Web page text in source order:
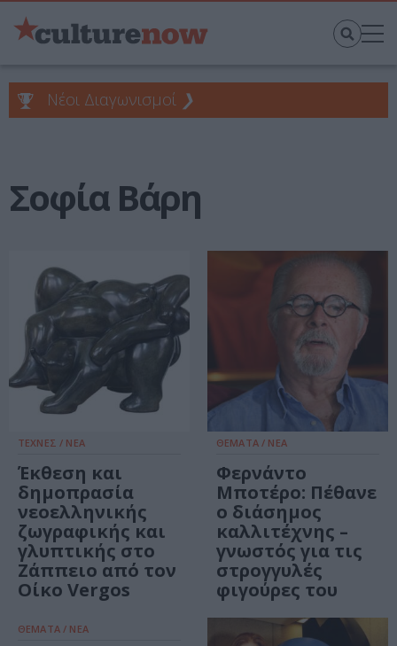
Νέοι Διαγωνισμοί ❯
Σοφία Βάρη
ΤΕΧΝΕΣ / ΝΕΑ
Έκθεση και
δημοπρασία
νεοελληνικής
ζωγραφικής και
γλυπτικής στο
Ζάππειο από τον
Οίκο Vergos
ΘΕΜΑΤΑ / ΝΕΑ
Φερνάντο
Μποτέρο: Πέθανε
ο διάσημος
καλλιτέχνης –
γνωστός για τις
στρογγυλές
φιγούρες του
ΘΕΜΑΤΑ / ΝΕΑ